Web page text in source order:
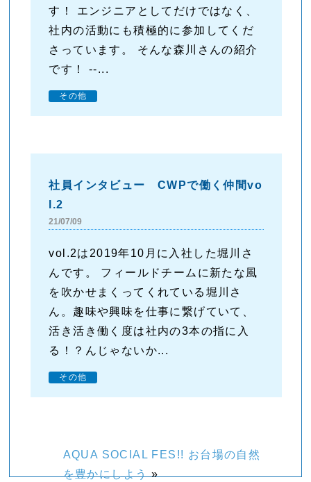
す！ エンジニアとしてだけではなく、
社内の活動にも積極的に参加してくだ
さっています。 そんな森川さんの紹介
です！ --...
その他
社員インタビュー CWPで働く仲間vo
l.2
21/07/09
vol.2は2019年10月に入社した堀川さ
んです。 フィールドチームに新たな風
を吹かせまくってくれている堀川さ
ん。趣味や興味を仕事に繋げていて、
活き活き働く度は社内の3本の指に入
る！？んじゃないか...
その他
AQUA SOCIAL FES!! お台場の自然
を豊かにしよう»